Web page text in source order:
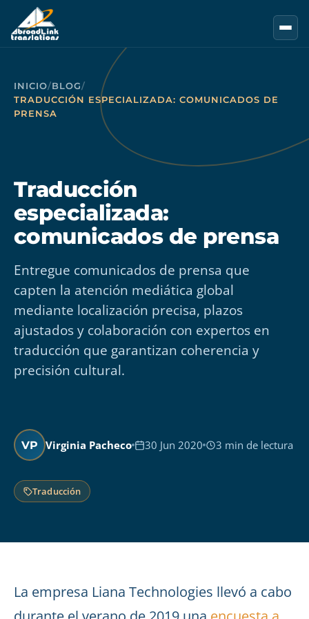
Saltar al contenido principal
INICIO/BLOG/
TRADUCCIÓN ESPECIALIZADA: COMUNICADOS DE
PRENSA
Traducción
especializada:
comunicados de prensa
Entregue comunicados de prensa que
capten la atención mediática global
mediante localización precisa, plazos
ajustados y colaboración con expertos en
traducción que garantizan coherencia y
precisión cultural.
VP Virginia Pacheco 30 Jun 2020 3 min de lectura
Traducción
La empresa Liana Technologies llevó a cabo